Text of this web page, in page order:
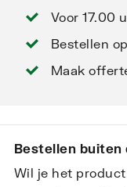
Voor 17.00
Bestellen
Maak
Bestellen buiten
Wil je het